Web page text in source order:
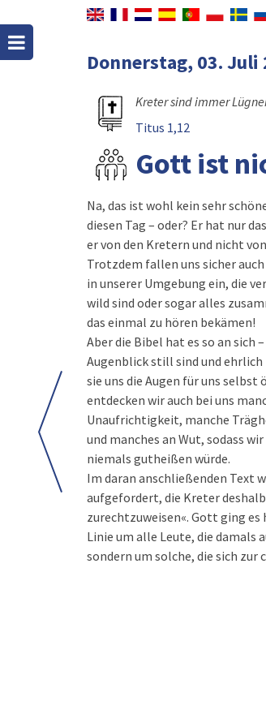
Donnerstag, 03. Juli
Kreter sind immer
Titus 1,12
Gott ist
Na, das ist wohl kein sehr
diesen Tag – oder? Er hat nur
er von den Kretern und nicht
Trotzdem fallen uns sicher
in unserer Umgebung ein, die
wild sind oder sogar alles
das einmal zu hören bekämen!
Aber die Bibel hat es so an sich
Augenblick still sind und ehrlich
sie uns die Augen für uns selbst
entdecken wir auch bei uns
Unaufrichtigkeit, manche
und manches an Wut, sodass
niemals gutheißen würde.
Im daran anschließenden Text
aufgefordert, die Kreter
zurechtzuweisen«. Gott ging
Linie um alle Leute, die damals
sondern um solche, die sich zur